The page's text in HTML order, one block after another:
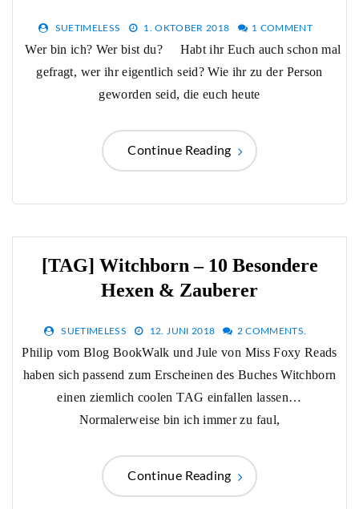
SUETIMELESS 1. OKTOBER 2018 1 COMMENT
Wer bin ich? Wer bist du? Habt ihr Euch auch schon mal
gefragt, wer ihr eigentlich seid? Wie ihr zu der Person
geworden seid, die euch heute
Continue Reading
[TAG] Witchborn – 10 Besondere
Hexen & Zauberer
SUETIMELESS 12. JUNI 2018 2 COMMENTS.
Philip vom Blog BookWalk und Jule von Miss Foxy Reads
haben sich passend zum Erscheinen des Buches Witchborn
einen ziemlich coolen TAG einfallen lassen…
Normalerweise bin ich immer zu faul,
Continue Reading